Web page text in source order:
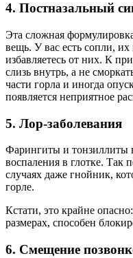
4. Постназальный
Эта сложная
вещь. У вас есть сопли,
избавляетесь от них. К
слизь внутрь, а не
части горла и иногда
появляется неприятное
5. Лор-заболевания
Фарингиты и тонзиллиты
воспаления в глотке. Так
случаях даже гнойник,
горле.
Кстати, это крайне
размерах, способен
6. Смещение